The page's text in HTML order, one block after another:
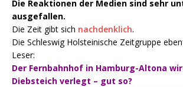
Die Reaktionen der Medien sind sehr
ausgefallen.
Die Zeit gibt sich nachdenklich.
Die Schleswig Holsteinische Zeitgruppe
Leser:
Der Fernbahnhof in Hamburg-Altona
Diebsteich verlegt – gut so?